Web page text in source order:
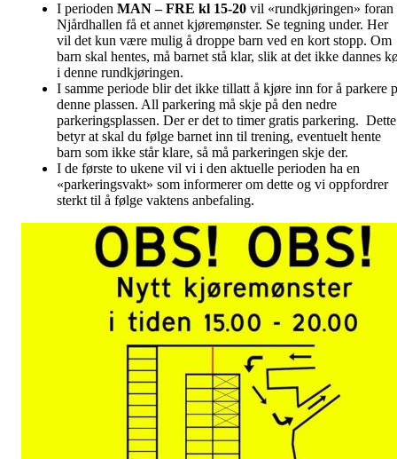
I perioden MAN – FRE kl 15-20 vil «rundkjøringen» foran
Njårdhallen få et annet kjøremønster. Se tegning under. Her
vil det kun være mulig å droppe barn ved en kort stopp. Om
barn skal hentes, må barnet stå klar, slik at det ikke dannes
i denne rundkjøringen.
I samme periode blir det ikke tillatt å kjøre inn for å parkere
denne plassen. All parkering må skje på den nedre
parkeringsplassen. Der er det to timer gratis parkering. Dette
betyr at skal du følge barnet inn til trening, eventuelt hente
barn som ikke står klare, så må parkeringen skje der.
I de første to ukene vil vi i den aktuelle perioden ha en
«parkeringsvakt» som informerer om dette og vi oppfordrer
sterkt til å følge vaktens anbefaling.